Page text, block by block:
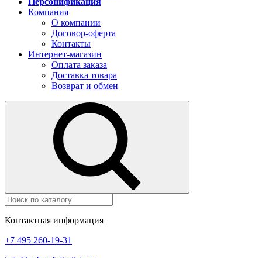
Компания
О компании
Договор-оферта
Контакты
Интернет-магазин
Оплата заказа
Доставка товара
Возврат и обмен
Контактная информация
+7 495 260-19-31